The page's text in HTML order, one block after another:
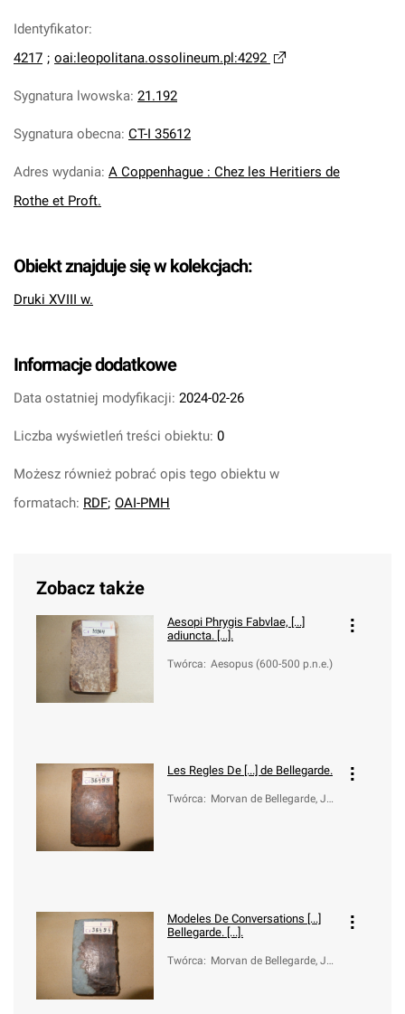
Identyfikator:
4217 ; oai:leopolitana.ossolineum.pl:4292
Sygnatura lwowska: 21.192
Sygnatura obecna: CT-I 35612
Adres wydania: A Coppenhague : Chez les Heritiers de
Rothe et Proft.
Obiekt znajduje się w kolekcjach:
Druki XVIII w.
Informacje dodatkowe
Data ostatniej modyfikacji: 2024-02-26
Liczba wyświetleń treści obiektu: 0
Możesz również pobrać opis tego obiektu w
formatach: RDF; OAI-PMH
Zobacz także
Aesopi Phrygis Fabvlae, [...]
adiuncta. [...].
Twórca: Aesopus (600-500 p.n.e.)
Les Regles De [...] de Bellegarde.
Twórca: Morvan de Bellegarde, Je
Modeles De Conversations [...]
Bellegarde. [...].
Twórca: Morvan de Bellegarde, Je